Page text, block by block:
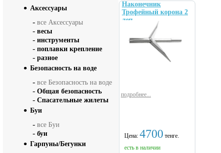
Наконечник
Трофейный корона 2
леп.
подробнее...
Цена: 4700 тенге.
есть в наличии
Аксесcуары
- все Аксесcуары
- весы
- инструменты
- поплавки крепление
- разное
Безопасность на воде
- все Безопасность на воде
- Общая безопасность
- Спасательные жилеты
Буи
- все Буи
- буи
Гарпуны/Бегунки